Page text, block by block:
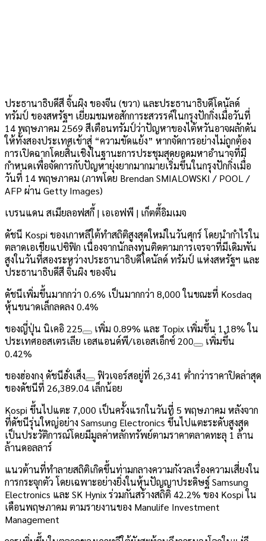
ประธานาธิบดีสี จิ้นผิง ของจีน (ขวา) และประธานาธิบดีโดนัลด์
ทรัมป์ ของสหรัฐฯ เยี่ยมชมหอสักการะสวรรค์ในกรุงปักกิ่งเมื่อวันที่
14 พฤษภาคม 2569 สีเตือนทรัมป์ว่าปัญหาของไต้หวันอาจผลักดัน
ให้ทั้งสองประเทศเข้าสู่ “ความขัดแย้ง” หากจัดการอย่างไม่ถูกต้อง
การเปิดฉากโดยสิ้นเชิงในฐานะการประชุมสุดยอดมหาอำนาจที่มี
กำหนดเพื่อจัดการกับปัญหายุ่งยากมากมายเริ่มขึ้นในกรุงปักกิ่งเมื่อ
วันที่ 14 พฤษภาคม (ภาพโดย Brendan SMIALOWSKI / POOL /
AFP ผ่าน Getty Images)
เบรนแดน สเมียลอฟสกี้ | เอเอฟพี | เก็ตตี้อิมเมจ
ดัชนี Kospi ของเกาหลีใต้ทำสถิติสูงสุดใหม่ในวันศุกร์ โดยนำกำไรใน
ตลาดเอเชียแปซิฟิก เนื่องจากนักลงทุนติดตามการเจรจาที่มีเดิมพัน
สูงในวันที่สองระหว่างประธานาธิบดีโดนัลด์ ทรัมป์ แห่งสหรัฐฯ และ
ประธานาธิบดีสี จิ้นผิง ของจีน
ดัชนีเพิ่มขึ้นมากกว่า 0.6% เป็นมากกว่า 8,000 ในขณะที่ Kosdaq
หุ้นขนาดเล็กลดลง 0.4%
ของญี่ปุ่น นิเคอิ 225
เพิ่ม 0.89% และ Topix เพิ่มขึ้น 1.18% ใน
ประเทศออสเตรเลีย เอสแอนด์พี/เอเอสเอ็กซ์ 200
เพิ่มขึ้น
0.42%
ของฮ่องกง ดัชนีฮั่งเส็ง
ฟิวเจอร์สอยู่ที่ 26,341 ต่ำกว่าราคาปิดล่าสุด
ของดัชนีที่ 26,389.04 เล็กน้อย
Kospi ขึ้นไปแตะ 7,000 เป็นครั้งแรกในวันที่ 5 พฤษภาคม หลังจาก
ที่ดัชนีรุ่นใหญ่อย่าง Samsung Electronics ขึ้นไปแตะระดับสูงสุด
เป็นประวัติการณ์โดยมีมูลค่าหลักทรัพย์ตามราคาตลาดทะลุ 1 ล้าน
ล้านดอลลาร์
แนวต้านที่ทำลายสถิติเกิดขึ้นท่ามกลางความกังวลเรื่องความเสี่ยงใน
การกระจุกตัว โดยเฉพาะอย่างยิ่งในหุ้นปัญญาประดิษฐ์ Samsung
Electronics และ SK Hynix ร่วมกันสร้างสถิติ 42.2% ของ Kospi ใน
เดือนพฤษภาคม ตามรายงานของ Manulife Investment
Management